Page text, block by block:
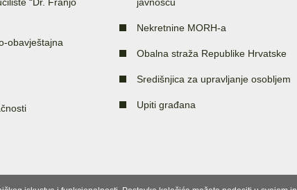
obavještajna
Nekretnine MORH-a
Obalna straža Republike Hrvatske
Središnjica za upravljanje osobljem
Upiti građana